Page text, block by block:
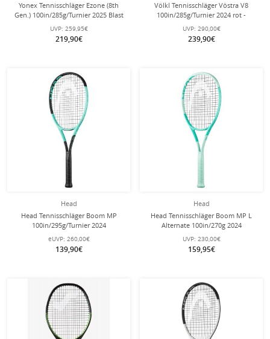
Yonex Tennisschläger Ezone (8th
Gen.) 100in/285g/Turnier 2025 Blast
blau - unbesaitet -
UVP: 259,95€
219,90€
Völkl Tennisschläger Vöstra V8
100in/285g/Turnier 2024 rot -
unbesaitet -
UVP: 290,00€
239,90€
Head
Head Tennisschläger Boom MP
100in/295g/Turnier 2024
schwarz/türkis - unbesaitet -
eUVP: 260,00€
139,90€
Head
Head Tennisschläger Boom MP L
Alternate 100in/270g 2024
mint/türkis - unbesaitet -
UVP: 230,00€
159,95€